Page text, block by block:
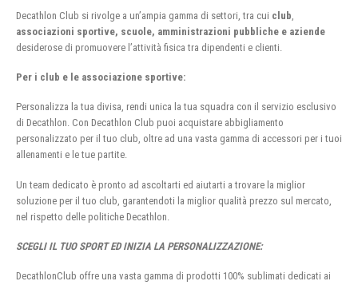
Decathlon Club si rivolge a un’ampia gamma di settori, tra cui club
associazioni sportive, scuole, amministrazioni pubbliche e aziende
desiderose di promuovere l’attività fisica tra dipendenti e clienti.
Per i club e le associazione sportive:
Personalizza la tua divisa, rendi unica la tua squadra con il servizio esclusivo
di Decathlon. Con Decathlon Club puoi acquistare abbigliamento
personalizzato per il tuo club, oltre ad una vasta gamma di accessori per i tuoi
allenamenti e le tue partite.
Un team dedicato è pronto ad ascoltarti ed aiutarti a trovare la miglior
soluzione per il tuo club, garantendoti la miglior qualità prezzo sul mercato,
nel rispetto delle politiche Decathlon.
SCEGLI IL TUO SPORT ED INIZIA LA PERSONALIZZAZIONE:
DecathlonClub offre una vasta gamma di prodotti 100% sublimati dedicati ai